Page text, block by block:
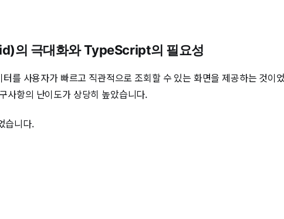
의 극대화와 TypeScript의 필요성
를 사용자가 빠르고 직관적으로 조회할 수 있는 화면을 제공하는 것이
사항의 난이도가 상당히 높았습니다.
습니다.